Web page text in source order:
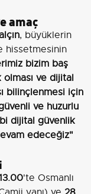
amaç
, büyüklerin
hissetmesinin
bizim baş
olması ve dijital
bilinçlenmesi için
ve huzurlu
dijital güvenlik
edeceğiz"
'te Osmanlı